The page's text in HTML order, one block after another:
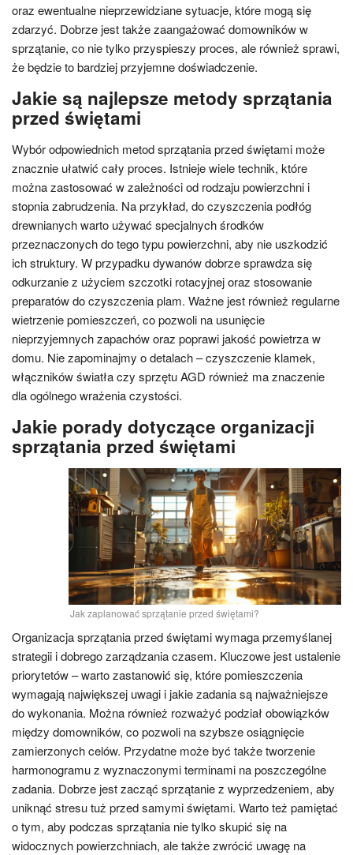
oraz ewentualne nieprzewidziane sytuacje, które mogą się
zdarzyć. Dobrze jest także zaangażować domowników w
sprzątanie, co nie tylko przyspieszy proces, ale również sprawi,
że będzie to bardziej przyjemne doświadczenie.
Jakie są najlepsze metody sprzątania
przed świętami
Wybór odpowiednich metod sprzątania przed świętami może
znacznie ułatwić cały proces. Istnieje wiele technik, które
można zastosować w zależności od rodzaju powierzchni i
stopnia zabrudzenia. Na przykład, do czyszczenia podłóg
drewnianych warto używać specjalnych środków
przeznaczonych do tego typu powierzchni, aby nie uszkodzić
ich struktury. W przypadku dywanów dobrze sprawdza się
odkurzanie z użyciem szczotki rotacyjnej oraz stosowanie
preparatów do czyszczenia plam. Ważne jest również regularne
wietrzenie pomieszczeń, co pozwoli na usunięcie
nieprzyjemnych zapachów oraz poprawi jakość powietrza w
domu. Nie zapominajmy o detalach – czyszczenie klamek,
włączników światła czy sprzętu AGD również ma znaczenie
dla ogólnego wrażenia czystości.
Jakie porady dotyczące organizacji
sprzątania przed świętami
Jak zaplanować sprzątanie przed świętami?
Organizacja sprzątania przed świętami wymaga przemyślanej
strategii i dobrego zarządzania czasem. Kluczowe jest ustalenie
priorytetów – warto zastanowić się, które pomieszczenia
wymagają największej uwagi i jakie zadania są najważniejsze
do wykonania. Można również rozważyć podział obowiązków
między domowników, co pozwoli na szybsze osiągnięcie
zamierzonych celów. Przydatne może być także tworzenie
harmonogramu z wyznaczonymi terminami na poszczególne
zadania. Dobrze jest zacząć sprzątanie z wyprzedzeniem, aby
uniknąć stresu tuż przed samymi świętami. Warto też pamiętać
o tym, aby podczas sprzątania nie tylko skupić się na
widocznych powierzchniach, ale także zwrócić uwagę na